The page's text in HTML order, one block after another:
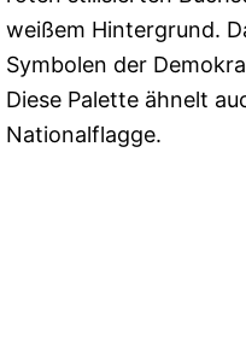
weißem Hintergrund.
Symbolen der
Diese Palette ähnelt
Nationalflagge.